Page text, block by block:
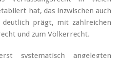
hat, das inzwischen auch
deutlich prägt, mit zahlreichen
und zum Völkerrecht.
systematisch angelegten